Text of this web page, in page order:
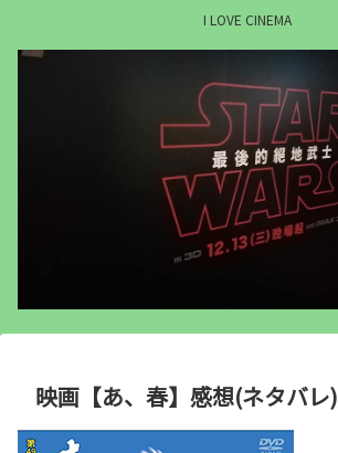
I LOVE CINEMA
映画【あ、春】感想(ネタバレ)